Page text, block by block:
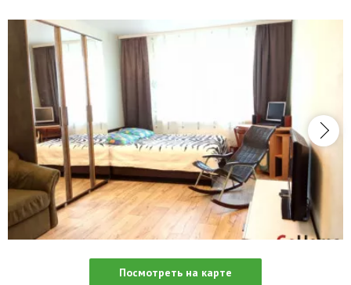
Комерческая недвижимость
Продажа коммерческой недвижимости
Аренда коммерческой недвижимости
Другие разделы
Новости
Агентства
Ремонт квартир
Грузовое такси
Посмотреть на карте